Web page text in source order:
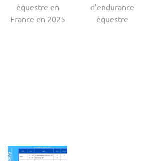
équestre en
France en 2025
d’endurance
équestre